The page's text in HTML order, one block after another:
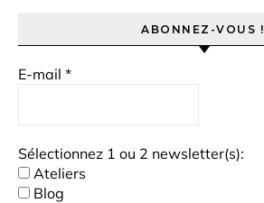
ABONNEZ-VOUS !
E-mail *
Sélectionnez 1 ou 2 newsletter(s):
Ateliers
Blog